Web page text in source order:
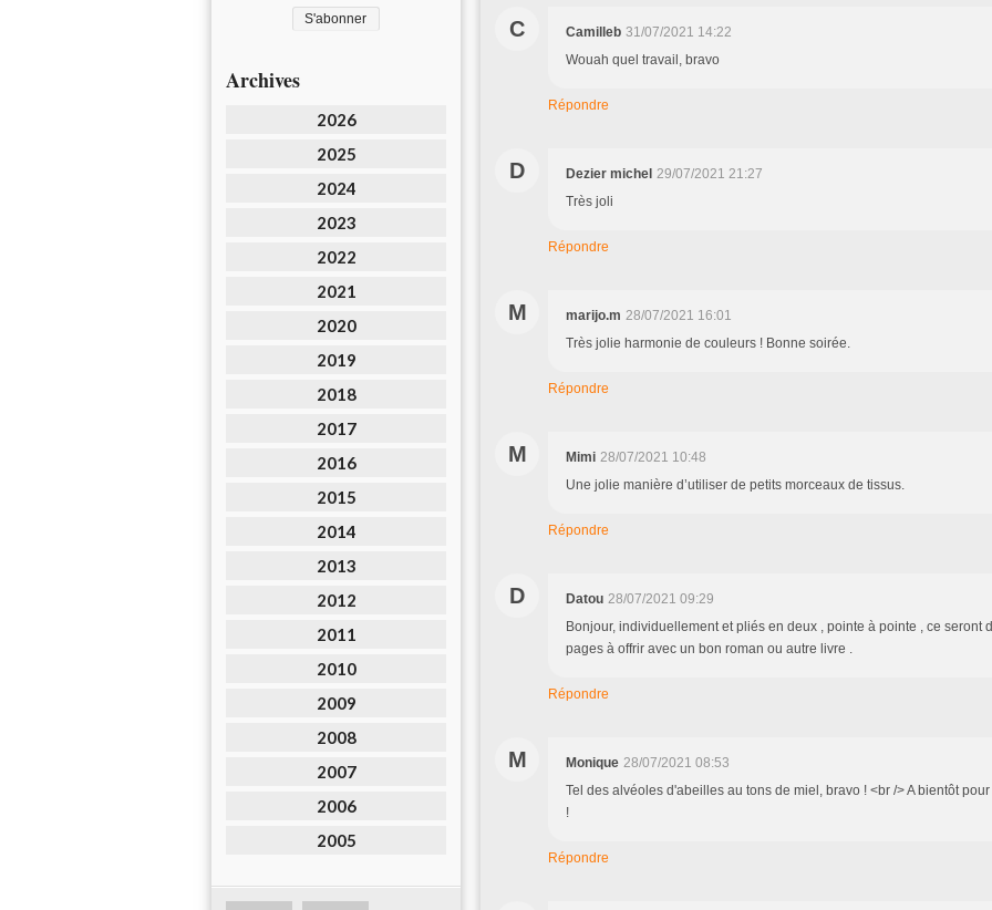
Archives
2026
2025
2024
2023
2022
2021
2020
2019
2018
2017
2016
2015
2014
2013
2012
2011
2010
2009
2008
2007
2006
2005
C Camilleb 31/07/2021 14:22
Wouah quel travail, bravo
Répondre
D Dezier michel 29/07/2021 21:27
Très joli
Répondre
M marijo.m 28/07/2021 16:01
Très jolie harmonie de couleurs ! Bonne soirée.
Répondre
M Mimi 28/07/2021 10:48
Une jolie manière d’utiliser de petits morceaux de tissus.
Répondre
D Datou 28/07/2021 09:29
Bonjour, individuellement et pliés en deux , pointe à pointe , ce seront
pages à offrir avec un bon roman ou autre livre .
Répondre
M Monique 28/07/2021 08:53
Tel des alvéoles d'abeilles au tons de miel, bravo ! <br /> A bientôt
!
Répondre